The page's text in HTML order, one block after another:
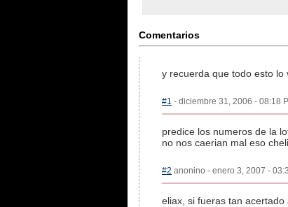
Comentarios
y recuerda que todo esto lo
#1 - diciembre 31, 2006 - 08:18
predice los numeros de la
no nos caerian mal eso
#2 anonino - enero 3, 2007 -
eliax, si fueras tan